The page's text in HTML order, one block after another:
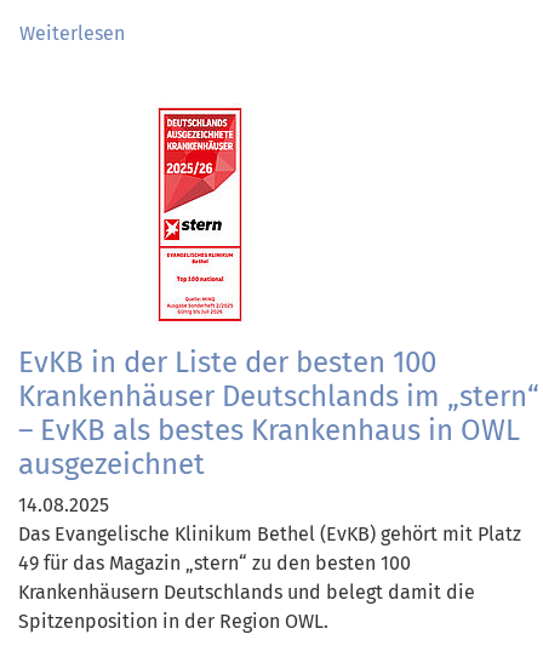
Weiterlesen
EvKB in der Liste der besten 100
Krankenhäuser Deutschlands im „stern“
– EvKB als bestes Krankenhaus in OWL
ausgezeichnet
14.08.2025
Das Evangelische Klinikum Bethel (EvKB) gehört mit Platz
49 für das Magazin „stern“ zu den besten 100
Krankenhäusern Deutschlands und belegt damit die
Spitzenposition in der Region OWL.